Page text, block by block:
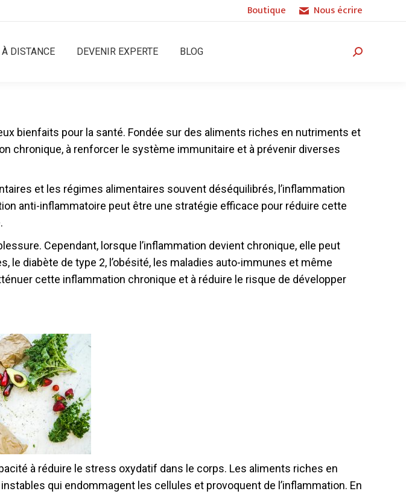
Boutique Nous écrire
DISTANCE DEVENIR EXPERTE BLOG
Recherche
bienfaits pour la santé. Fondée sur des aliments riches en nutriments et
chronique, à renforcer le système immunitaire et à prévenir diverses
et les régimes alimentaires souvent déséquilibrés, l’inflammation
anti-inflammatoire peut être une stratégie efficace pour réduire cette
Cependant, lorsque l’inflammation devient chronique, elle peut
diabète de type 2, l’obésité, les maladies auto-immunes et même
cette inflammation chronique et à réduire le risque de développer
à réduire le stress oxydatif dans le corps. Les aliments riches en
qui endommagent les cellules et provoquent de l’inflammation. En